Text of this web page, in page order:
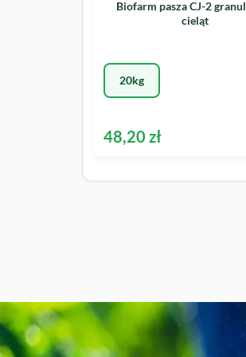
Biofarm pasza CJ-2
cieląt
20kg
48,20 zł